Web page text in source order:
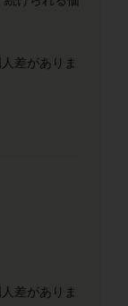
差がありま
差がありま